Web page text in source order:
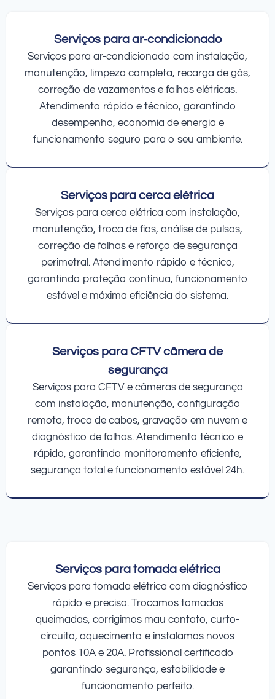
Serviços para ar-condicionado
Serviços para ar-condicionado com instalação,
manutenção, limpeza completa, recarga de gás,
correção de vazamentos e falhas elétricas.
Atendimento rápido e técnico, garantindo
desempenho, economia de energia e
funcionamento seguro para o seu ambiente.
Serviços para cerca elétrica
Serviços para cerca elétrica com instalação,
manutenção, troca de fios, análise de pulsos,
correção de falhas e reforço de segurança
perimetral. Atendimento rápido e técnico,
garantindo proteção contínua, funcionamento
estável e máxima eficiência do sistema.
Serviços para CFTV câmera de
segurança
Serviços para CFTV e câmeras de segurança
com instalação, manutenção, configuração
remota, troca de cabos, gravação em nuvem e
diagnóstico de falhas. Atendimento técnico e
rápido, garantindo monitoramento eficiente,
segurança total e funcionamento estável 24h.
Serviços para tomada elétrica
Serviços para tomada elétrica com diagnóstico
rápido e preciso. Trocamos tomadas
queimadas, corrigimos mau contato, curto-
circuito, aquecimento e instalamos novos
pontos 10A e 20A. Profissional certificado
garantindo segurança, estabilidade e
funcionamento perfeito.